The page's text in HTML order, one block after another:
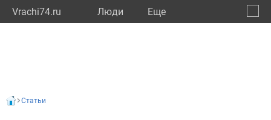
Vrachi74.ru Люди Eще
Статьи